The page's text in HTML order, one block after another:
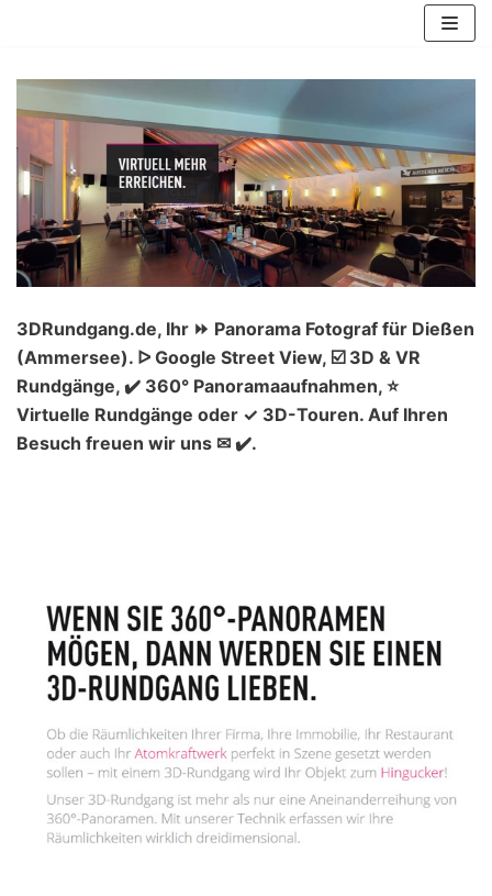
Inhalt
springen
3DRundgang.de, Ihr ⏩ Panorama Fotograf für Dießen
(Ammersee). ᐅ Google Street View, ☑️ 3D & VR
Rundgänge, ✔️ 360° Panoramaaufnahmen, ⭐
Virtuelle Rundgänge oder ✓ 3D-Touren. Auf Ihren
Besuch freuen wir uns ✉ ✔️.